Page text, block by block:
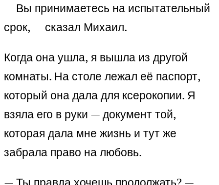
— Вы принимаетесь на испытательный
срок, — сказал Михаил.
Когда она ушла, я вышла из другой
комнаты. На столе лежал её паспорт,
который она дала для ксерокопии. Я
взяла его в руки — документ той,
которая дала мне жизнь и тут же
забрала право на любовь.